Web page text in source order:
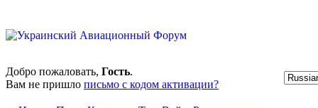
Добро пожаловать, Гость.
Вам не пришло письмо с кодом активации?